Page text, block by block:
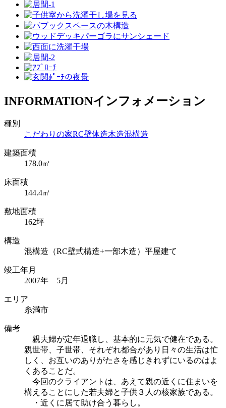
INFORMATIONインフォメーション
種別
こだわりの家RC壁体造木造混構造
建築面積
178.0㎡
床面積
144.4㎡
敷地面積
162坪
構造
混構造（RC壁式構造+一部木造）平屋建て
竣工年月
2007年 5月
エリア
糸満市
備考
親夫婦が定年退職し、基本的に元気で健在である。
親世帯、子世帯、それぞれ都合があり日々の生活は忙
しく、お互いのありがたさを感じきれずにいるのはよ
くあることだ。
今回のクライアントは、あえて親の近くに住まいを
構えることにした若夫婦と子供３人の核家族である。
・近くに居て助け合う暮らし。